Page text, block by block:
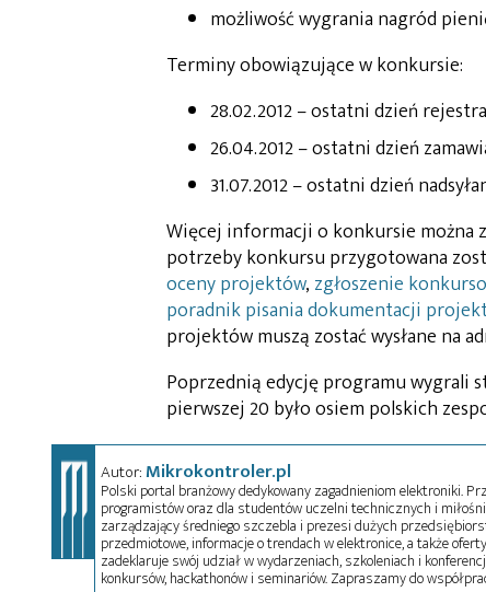
możliwość wygrania nagród
Terminy obowiązujące w konkursie:
28.02.2012 – ostatni dzień
26.04.2012 – ostatni dzień
31.07.2012 – ostatni dzień
Więcej informacji o konkursie można
potrzeby konkursu przygotowana
oceny projektów, zgłoszenie
poradnik pisania dokumentacji
projektów muszą zostać wysłane na
Poprzednią edycję programu wygrali
pierwszej 20 było osiem polskich
Autor:Mikrokontroler.pl
Polski portal branżowy dedykowany zagadnieniom elektroniki.
programistów oraz dla studentów uczelni technicznych i
zarządzający średniego szczebla i prezesi dużych
przedmiotowe, informacje o trendach w elektronice, a także
zadeklaruje swój udział w wydarzeniach, szkoleniach i
konkursów, hackathonów i seminariów. Zapraszamy do